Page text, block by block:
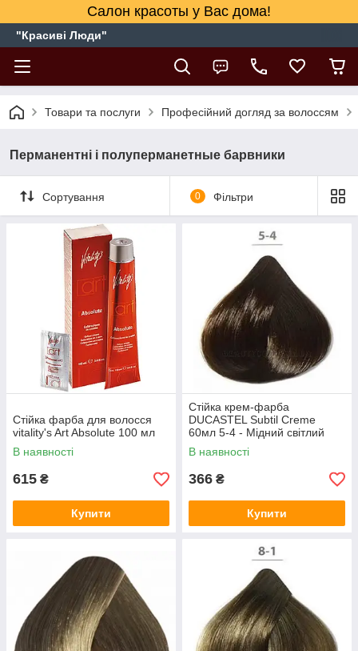
Салон красоты у Вас дома!
"Красиві Люди"
Товари та послуги Професійний догляд за волоссям
Перманентні і полуперманетные барвники
Сортування 0 Фільтри
Стійка фарба для волосся
vitality's Art Absolute 100 мл
В наявності
615 ₴
Купити
Стійка крем-фарба
DUCASTEL Subtil Creme
60мл 5-4 - Мідний світлий
шатен
В наявності
366 ₴
Купити